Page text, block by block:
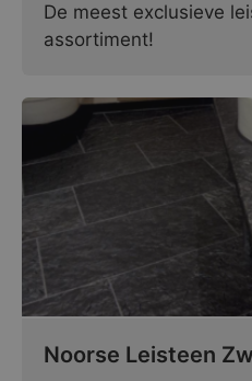
De meest exclusieve
assortiment!
Noorse Leisteen